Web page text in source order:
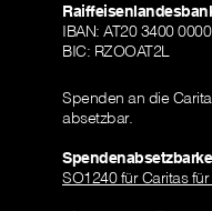
IBAN: AT20 3400
BIC: RZOOAT2L
Spenden an die
absetzbar.
SO1240 für Caritas